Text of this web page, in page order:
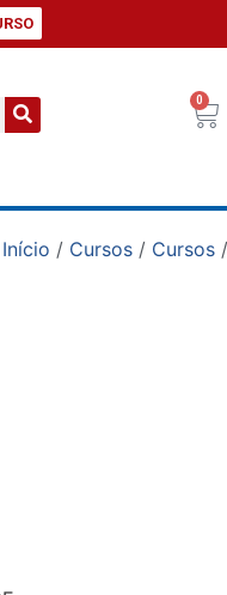
0
Início / Cursos / Cursos